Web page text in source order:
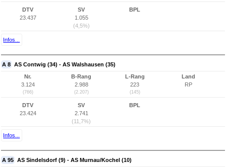
DTV
23.437
SV
1.055
(4,5%)
BPL
Infos...
A 8 AS Contwig (34) - AS Walshausen (35)
Nr.
3.124
(766)
B-Rang
2.988
(2.207)
L-Rang
223
(145)
Land
RP
DTV
23.424
SV
2.741
(11,7%)
BPL
Infos...
A 95 AS Sindelsdorf (9) - AS Murnau/Kochel (10)